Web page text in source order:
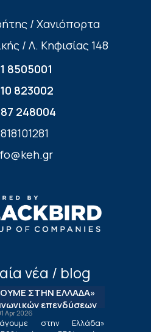
/ Χανιόπορτα
/ Λ. Κηφισίας 148
8505001
823002
248004
νέα / blog
ΣΤΗΝ ΕΛΛΑΔΑ»
επενδύσεων
Apr 2026
στην Ελλάδα»